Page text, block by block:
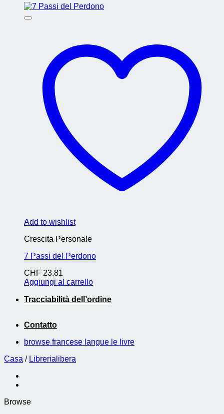
Add to wishlist
Crescita Personale
7 Passi del Perdono
CHF 23.81
Aggiungi al carrello
Tracciabilità dell’ordine
Contatto
browse francese langue le livre
Casa / Librerialibera
Browse